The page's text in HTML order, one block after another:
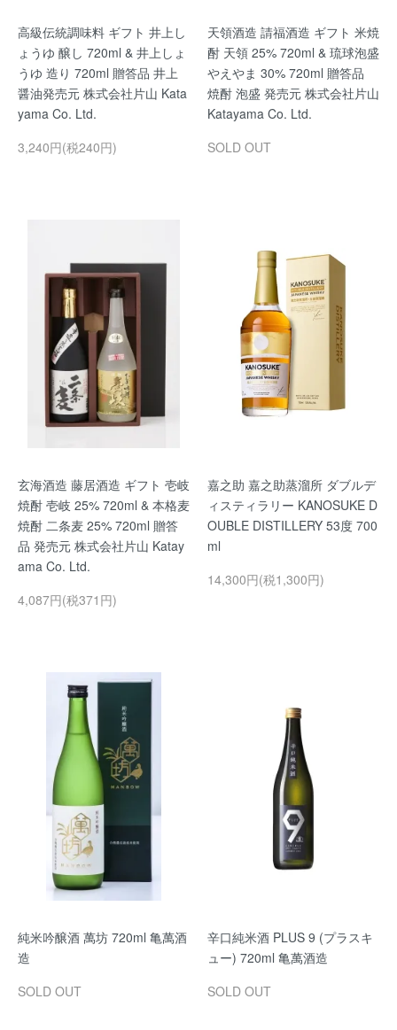
高級伝統調味料 ギフト 井上し
ょうゆ 醸し 720ml & 井上しょ
うゆ 造り 720ml 贈答品 井上
醤油発売元 株式会社片山 Kata
yama Co. Ltd.
3,240円(税240円)
天領酒造 請福酒造 ギフト 米焼
酎 天領 25% 720ml & 琉球泡盛
やえやま 30% 720ml 贈答品
焼酎 泡盛 発売元 株式会社片山
Katayama Co. Ltd.
SOLD OUT
玄海酒造 藤居酒造 ギフト 壱岐
焼酎 壱岐 25% 720ml & 本格麦
焼酎 二条麦 25% 720ml 贈答
品 発売元 株式会社片山 Katay
ama Co. Ltd.
4,087円(税371円)
嘉之助 嘉之助蒸溜所 ダブルデ
ィスティラリー KANOSUKE D
OUBLE DISTILLERY 53度 700
ml
14,300円(税1,300円)
純米吟醸酒 萬坊 720ml 亀萬酒
造
SOLD OUT
辛口純米酒 PLUS 9 (プラスキ
ュー) 720ml 亀萬酒造
SOLD OUT